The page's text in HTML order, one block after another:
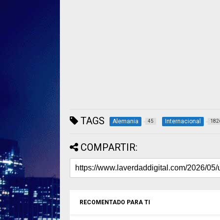
TAGS Alemania 45 Internacional
COMPARTIR:
RECOMENTADO PARA TI